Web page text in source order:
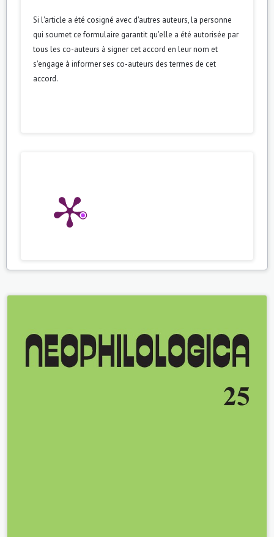
Si l'article a été cosigné avec d'autres auteurs, la personne
qui soumet ce formulaire garantit qu'elle a été autorisée par
tous les co-auteurs à signer cet accord en leur nom et
s'engage à informer ses co-auteurs des termes de cet
accord.